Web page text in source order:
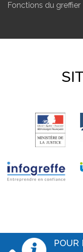
Fonctions du greffier
POUR